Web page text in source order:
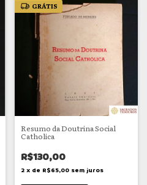
GRÁTIS
Resumo da Doutrina Social
Catholica
R$130,00
2 x de R$65,00 sem juros